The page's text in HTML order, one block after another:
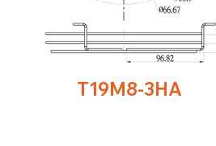
T19M8-3HA